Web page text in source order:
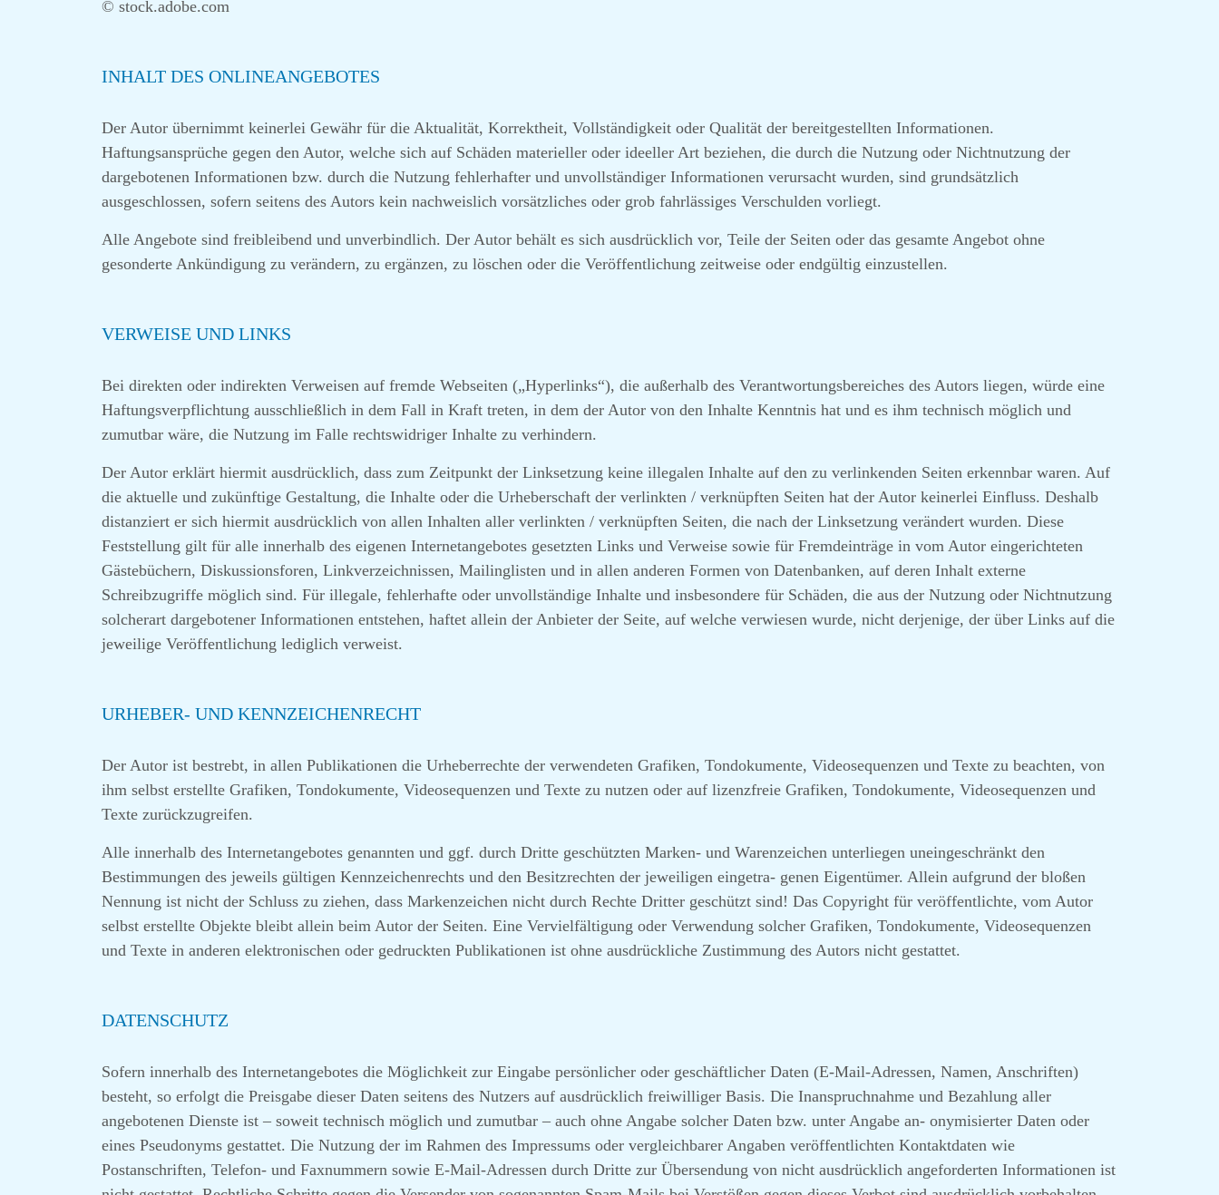
© stock.adobe.com
INHALT DES ONLINEANGEBOTES
Der Autor übernimmt keinerlei Gewähr für die Aktualität, Korrektheit, Vollständigkeit oder Qualität der bereitgestellten Informationen.
Haftungsansprüche gegen den Autor, welche sich auf Schäden materieller oder ideeller Art beziehen, die durch die Nutzung oder Nichtnutzung der
dargebotenen Informationen bzw. durch die Nutzung fehlerhafter und unvollständiger Informationen verursacht wurden, sind grundsätzlich
ausgeschlossen, sofern seitens des Autors kein nachweislich vorsätzliches oder grob fahrlässiges Verschulden vorliegt.
Alle Angebote sind freibleibend und unverbindlich. Der Autor behält es sich ausdrücklich vor, Teile der Seiten oder das gesamte Angebot ohne
gesonderte Ankündigung zu verändern, zu ergänzen, zu löschen oder die Veröffentlichung zeitweise oder endgültig einzustellen.
VERWEISE UND LINKS
Bei direkten oder indirekten Verweisen auf fremde Webseiten („Hyperlinks“), die außerhalb des Verantwortungsbereiches des Autors liegen, würde eine
Haftungsverpflichtung ausschließlich in dem Fall in Kraft treten, in dem der Autor von den Inhalte Kenntnis hat und es ihm technisch möglich und
zumutbar wäre, die Nutzung im Falle rechtswidriger Inhalte zu verhindern.
Der Autor erklärt hiermit ausdrücklich, dass zum Zeitpunkt der Linksetzung keine illegalen Inhalte auf den zu verlinkenden Seiten erkennbar waren. Auf
die aktuelle und zukünftige Gestaltung, die Inhalte oder die Urheberschaft der verlinkten / verknüpften Seiten hat der Autor keinerlei Einfluss. Deshalb
distanziert er sich hiermit ausdrücklich von allen Inhalten aller verlinkten / verknüpften Seiten, die nach der Linksetzung verändert wurden. Diese
Feststellung gilt für alle innerhalb des eigenen Internetangebotes gesetzten Links und Verweise sowie für Fremdeinträge in vom Autor eingerichteten
Gästebüchern, Diskussionsforen, Linkverzeichnissen, Mailinglisten und in allen anderen Formen von Datenbanken, auf deren Inhalt externe
Schreibzugriffe möglich sind. Für illegale, fehlerhafte oder unvollständige Inhalte und insbesondere für Schäden, die aus der Nutzung oder Nichtnutzung
solcherart dargebotener Informationen entstehen, haftet allein der Anbieter der Seite, auf welche verwiesen wurde, nicht derjenige, der über Links auf die
jeweilige Veröffentlichung lediglich verweist.
URHEBER- UND KENNZEICHENRECHT
Der Autor ist bestrebt, in allen Publikationen die Urheberrechte der verwendeten Grafiken, Tondokumente, Videosequenzen und Texte zu beachten, von
ihm selbst erstellte Grafiken, Tondokumente, Videosequenzen und Texte zu nutzen oder auf lizenzfreie Grafiken, Tondokumente, Videosequenzen und
Texte zurückzugreifen.
Alle innerhalb des Internetangebotes genannten und ggf. durch Dritte geschützten Marken- und Warenzeichen unterliegen uneingeschränkt den
Bestimmungen des jeweils gültigen Kennzeichenrechts und den Besitzrechten der jeweiligen eingetra- genen Eigentümer. Allein aufgrund der bloßen
Nennung ist nicht der Schluss zu ziehen, dass Markenzeichen nicht durch Rechte Dritter geschützt sind! Das Copyright für veröffentlichte, vom Autor
selbst erstellte Objekte bleibt allein beim Autor der Seiten. Eine Vervielfältigung oder Verwendung solcher Grafiken, Tondokumente, Videosequenzen
und Texte in anderen elektronischen oder gedruckten Publikationen ist ohne ausdrückliche Zustimmung des Autors nicht gestattet.
DATENSCHUTZ
Sofern innerhalb des Internetangebotes die Möglichkeit zur Eingabe persönlicher oder geschäftlicher Daten (E-Mail-Adressen, Namen, Anschriften)
besteht, so erfolgt die Preisgabe dieser Daten seitens des Nutzers auf ausdrücklich freiwilliger Basis. Die Inanspruchnahme und Bezahlung aller
angebotenen Dienste ist – soweit technisch möglich und zumutbar – auch ohne Angabe solcher Daten bzw. unter Angabe an- onymisierter Daten oder
eines Pseudonyms gestattet. Die Nutzung der im Rahmen des Impressums oder vergleichbarer Angaben veröffentlichten Kontaktdaten wie
Postanschriften, Telefon- und Faxnummern sowie E-Mail-Adressen durch Dritte zur Übersendung von nicht ausdrücklich angeforderten Informationen ist